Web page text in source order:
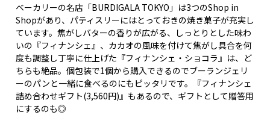
ベーカリーの名店「BURDIGALA TOKYO」は3つのShop in
Shopがあり、パティスリーにはとっておきの焼き菓子が充実し
ています。焦がしバターの香りが広がる、しっとりとした味わ
いの『フィナンシェ』、カカオの風味を付けて焦がし具合を何
度も調整し丁寧に仕上げた『フィナンシェ・ショコラ』は、ど
ちらも絶品。個包装で1個から購入できるのでブーランジェリ
ーのパンと一緒に食べるのにもピッタリです。『フィナンシェ
詰め合わせギフト(3,560円)』もあるので、ギフトとして贈答用
にするのも◎